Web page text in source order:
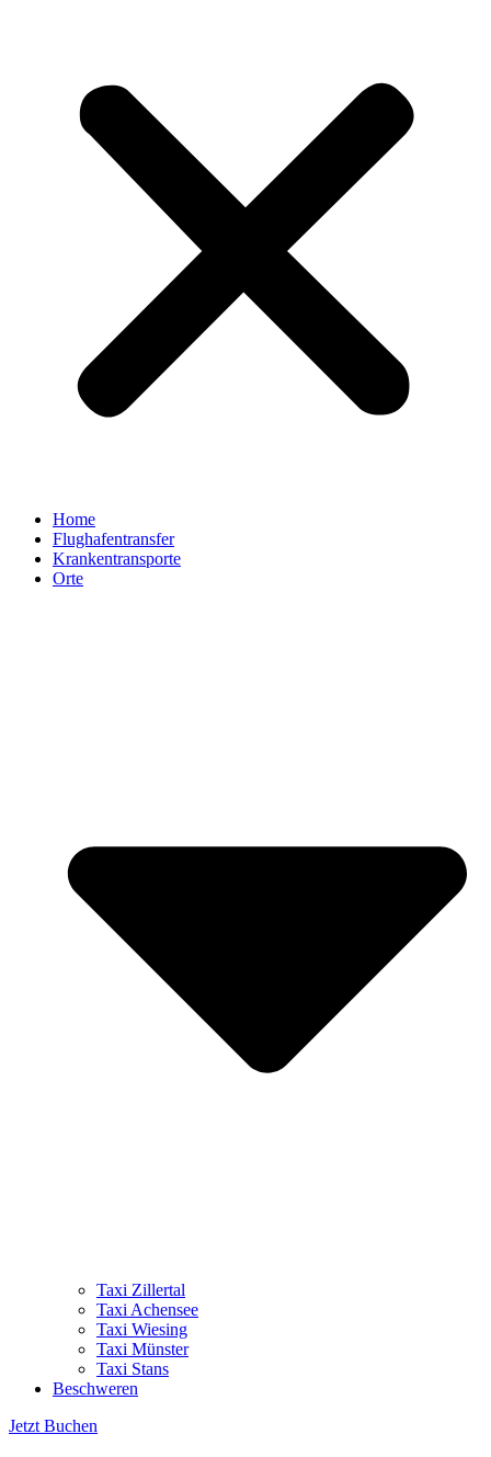
Home
Flughafentransfer
Krankentransporte
Orte
Taxi Zillertal
Taxi Achensee
Taxi Wiesing
Taxi Münster
Taxi Stans
Beschweren
Jetzt Buchen